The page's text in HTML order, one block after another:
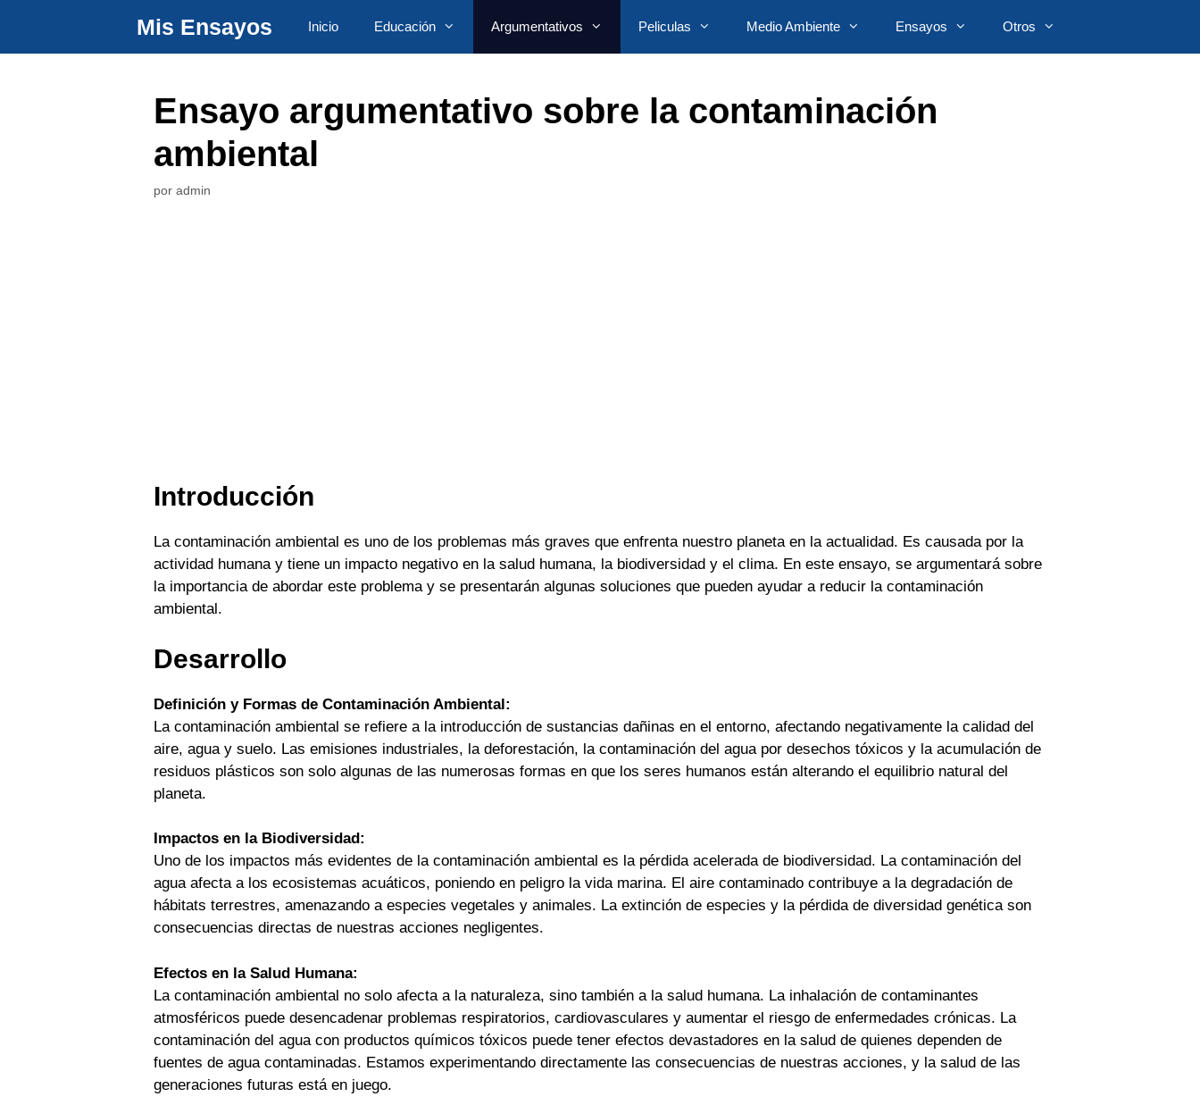
contenido
Mis Ensayos Inicio Educación Argumentativos Peliculas Medio Ambiente Ensayos Otros
Ensayo argumentativo sobre la contaminación
ambiental
por admin
Introducción
La contaminación ambiental es uno de los problemas más graves que enfrenta nuestro planeta en la actualidad. Es causada por la
actividad humana y tiene un impacto negativo en la salud humana, la biodiversidad y el clima. En este ensayo, se argumentará sobre
la importancia de abordar este problema y se presentarán algunas soluciones que pueden ayudar a reducir la contaminación
ambiental.
Desarrollo
Definición y Formas de Contaminación Ambiental:
La contaminación ambiental se refiere a la introducción de sustancias dañinas en el entorno, afectando negativamente la calidad del
aire, agua y suelo. Las emisiones industriales, la deforestación, la contaminación del agua por desechos tóxicos y la acumulación de
residuos plásticos son solo algunas de las numerosas formas en que los seres humanos están alterando el equilibrio natural del
planeta.
Impactos en la Biodiversidad:
Uno de los impactos más evidentes de la contaminación ambiental es la pérdida acelerada de biodiversidad. La contaminación del
agua afecta a los ecosistemas acuáticos, poniendo en peligro la vida marina. El aire contaminado contribuye a la degradación de
hábitats terrestres, amenazando a especies vegetales y animales. La extinción de especies y la pérdida de diversidad genética son
consecuencias directas de nuestras acciones negligentes.
Efectos en la Salud Humana:
La contaminación ambiental no solo afecta a la naturaleza, sino también a la salud humana. La inhalación de contaminantes
atmosféricos puede desencadenar problemas respiratorios, cardiovasculares y aumentar el riesgo de enfermedades crónicas. La
contaminación del agua con productos químicos tóxicos puede tener efectos devastadores en la salud de quienes dependen de
fuentes de agua contaminadas. Estamos experimentando directamente las consecuencias de nuestras acciones, y la salud de las
generaciones futuras está en juego.